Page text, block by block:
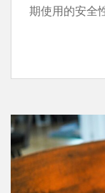
期使用的安全